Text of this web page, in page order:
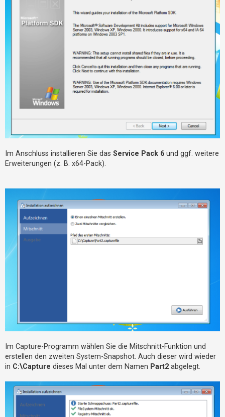
Im Anschluss installieren Sie das Service Pack 6 und ggf. weitere
Erweiterungen (z. B. x64-Pack).
Im Capture-Programm wählen Sie die Mitschnitt-Funktion und
erstellen den zweiten System-Snapshot. Auch dieser wird wieder
in C:\Capture dieses Mal unter dem Namen Part2 abgelegt.